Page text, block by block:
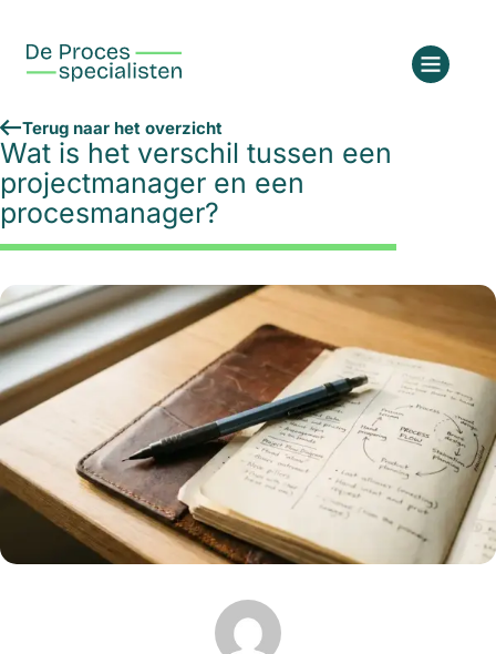
Terug naar het overzicht
Wat is het verschil tussen een
projectmanager en een
procesmanager?